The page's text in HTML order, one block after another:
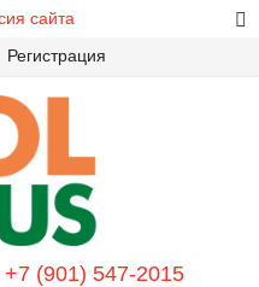
сайта
Регистрация
+7 (901) 547-2015